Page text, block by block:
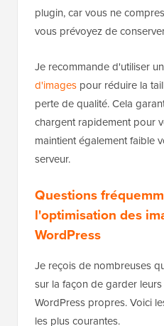
En effectuant d'abord
économisez des
vous prévoyez de conserver.
Je recommande d'utiliser
d'images pour réduire la
perte de qualité. Cela
chargent rapidement pour
serveur.
Questions
WordPress
Je reçois de nombreuses
sur la façon de garder leurs